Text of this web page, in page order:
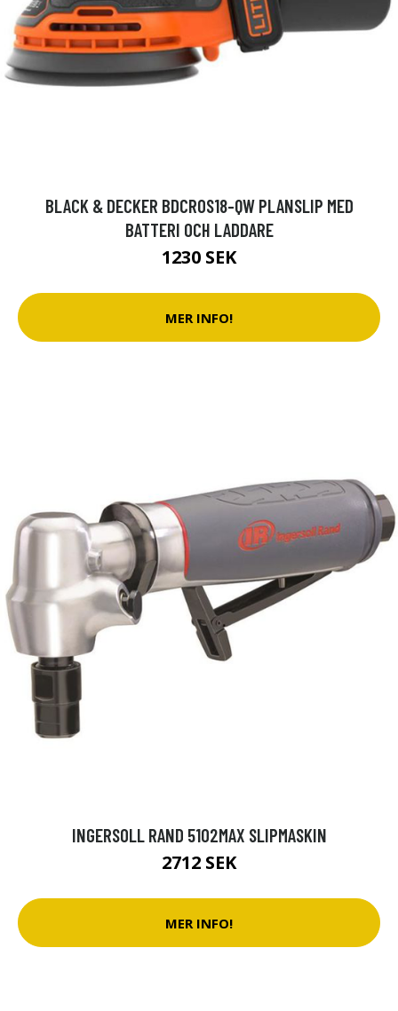
BLACK & DECKER BDCROS18-QW PLANSLIP MED
BATTERI OCH LADDARE
1230 SEK
MER INFO!
INGERSOLL RAND 5102MAX SLIPMASKIN
2712 SEK
MER INFO!